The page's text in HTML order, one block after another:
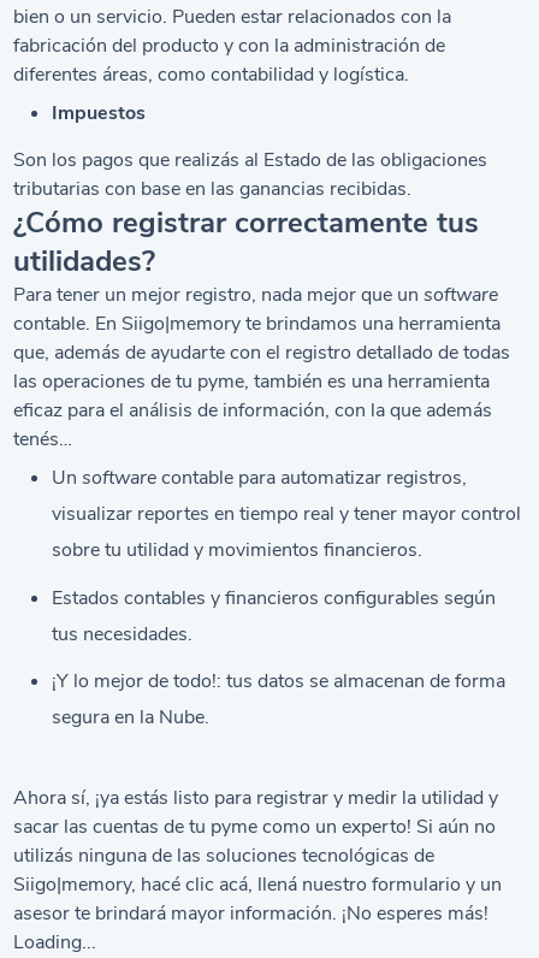
bien o un servicio. Pueden estar relacionados con la
fabricación del producto y con la administración de
diferentes áreas, como contabilidad y logística.
Impuestos
Son los pagos que realizás al Estado de las obligaciones
tributarias con base en las ganancias recibidas.
¿Cómo registrar correctamente tus
utilidades?
Para tener un mejor registro, nada mejor que unsoftware
contable. En Siigo|memory te brindamos una herramienta
que, además de ayudarte con el registro detallado de todas
las operaciones de tu pyme, también es una herramienta
eficaz para el análisis de información, con la que además
tenés…
Unsoftwarecontable para automatizar registros,
visualizar reportes en tiempo real y tener mayor control
sobre tu utilidad y movimientos financieros.
Estados contables y financieros configurables según
tus necesidades.
¡Y lo mejor de todo!: tus datos se almacenan de forma
segura en la Nube.
Ahora sí, ¡ya estás listo para registrar y medir la utilidad y
sacar las cuentas de tu pyme como un experto! Si aún no
utilizás ninguna de las soluciones tecnológicas de
Siigo|memory, hacéclic acá, llená nuestro formulario y un
asesor te brindará mayor información. ¡No esperes más!
Loading...